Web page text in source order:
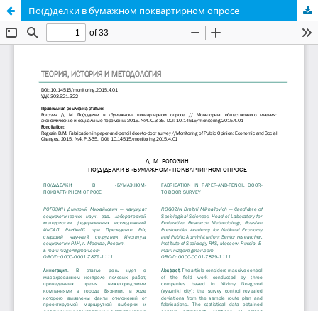
По(д)делки в бумажном поквартирном опросе